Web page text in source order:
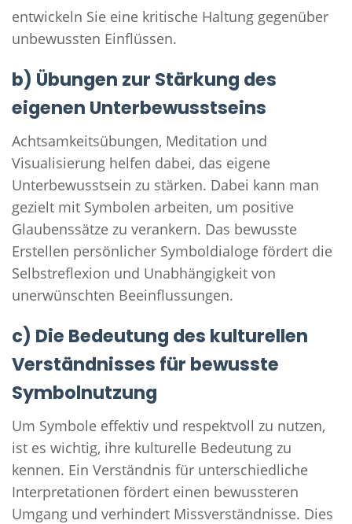
entwickeln Sie eine kritische Haltung gegenüber
unbewussten Einflüssen.
b) Übungen zur Stärkung des
eigenen Unterbewusstseins
Achtsamkeitsübungen, Meditation und
Visualisierung helfen dabei, das eigene
Unterbewusstsein zu stärken. Dabei kann man
gezielt mit Symbolen arbeiten, um positive
Glaubenssätze zu verankern. Das bewusste
Erstellen persönlicher Symboldialoge fördert die
Selbstreflexion und Unabhängigkeit von
unerwünschten Beeinflussungen.
c) Die Bedeutung des kulturellen
Verständnisses für bewusste
Symbolnutzung
Um Symbole effektiv und respektvoll zu nutzen,
ist es wichtig, ihre kulturelle Bedeutung zu
kennen. Ein Verständnis für unterschiedliche
Interpretationen fördert einen bewussteren
Umgang und verhindert Missverständnisse. Dies